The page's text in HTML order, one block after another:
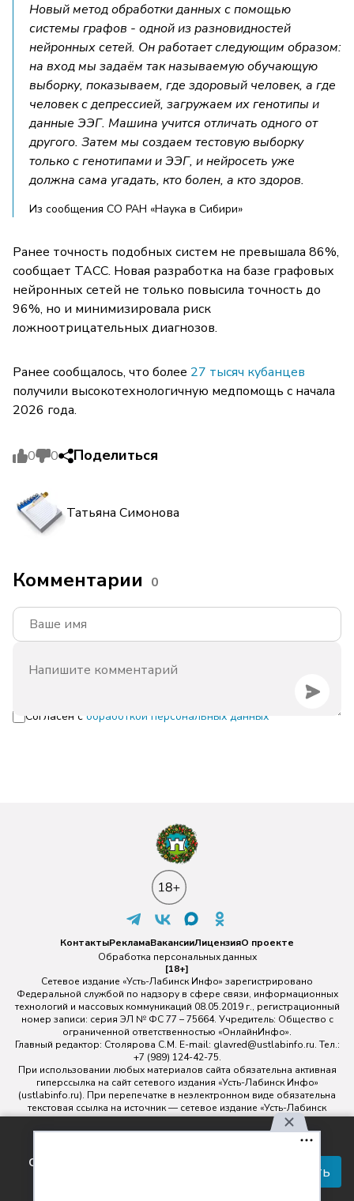
Новый метод обработки данных с помощью
системы графов - одной из разновидностей
нейронных сетей. Он работает следующим образом:
на вход мы задаём так называемую обучающую
выборку, показываем, где здоровый человек, а где
человек с депрессией, загружаем их генотипы и
данные ЭЭГ. Машина учится отличать одного от
другого. Затем мы создаем тестовую выборку
только с генотипами и ЭЭГ, и нейросеть уже
должна сама угадать, кто болен, а кто здоров.
Из сообщения СО РАН «Наука в Сибири»
Ранее точность подобных систем не превышала 86%,
сообщает ТАСС. Новая разработка на базе графовых
нейронных сетей не только повысила точность до
96%, но и минимизировала риск
ложноотрицательных диагнозов.
Ранее сообщалось, что более 27 тысяч кубанцев
получили высокотехнологичную медпомощь с начала
2026 года.
0 0 Поделиться
Татьяна Симонова
Комментарии 0
Согласен с обработкой персональных данных
соглашаетесь с правилами
Принять
КонтактыРекламаВакансииЛицензияО проекте
Обработка персональных данных
[18+]
Сетевое издание «Усть-Лабинск Инфо» зарегистрировано
Федеральной службой по надзору в сфере связи, информационных
технологий и массовых коммуникаций 08.05.2019 г., регистрационный
номер записи: серия ЭЛ № ФС 77 – 75664. Учредитель: Общество с
ограниченной ответственностью «ОнлайнИнфо».
Главный редактор: Столярова С.М. E-mail: glavred@ustlabinfo.ru. Тел.:
+7 (989) 124-42-75.
При использовании любых материалов сайта обязательна активная
гиперссылка на сайт сетевого издания «Усть-Лабинск Инфо»
(ustlabinfo.ru). При перепечатке в неэлектронном виде обязательна
текстовая ссылка на источник — сетевое издание «Усть-Лабинск
инфо».
Использование фото- и видеоматериалов без письменного
разрешения редакции сетевого издания «Усть-Лабинск Инфо» не